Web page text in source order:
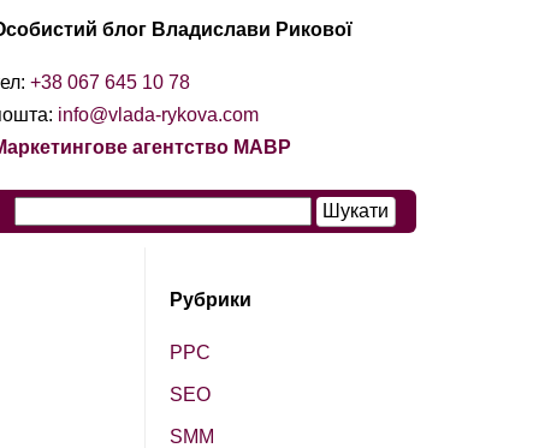
блог Владислави Рикової
+38 067 645 10 78
info@vlada-rykova.com
агентство МАВР
Рубрики
PPC
SEO
SМM